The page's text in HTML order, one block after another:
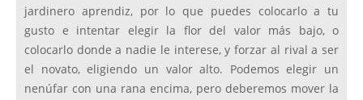
jardinero aprendiz, por lo que puedes colocarlo a tu
gusto e intentar elegir la flor del valor más bajo, o
colocarlo donde a nadie le interese, y forzar al rival a ser
el novato, eligiendo un valor alto. Podemos elegir un
nenúfar con una rana encima, pero deberemos mover la